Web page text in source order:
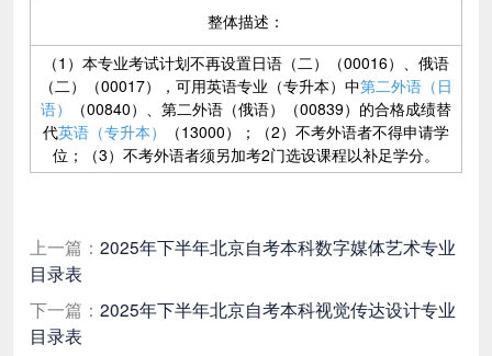
整体描述：
（1）本专业考试计划不再设置日语（二）（00016）、俄语
（二）（00017），可用英语专业（专升本）中第二外语（日
语）
（00840）、第二外语（俄语）（00839）的合格成绩替
代英语（专升本）
（13000）；（2）不考外语者不得申请学
位；（3）不考外语者须另加考2门选设课程以补足学分。
上一篇： 2025年下半年北京自考本科数字媒体艺术专业
目录表
下一篇： 2025年下半年北京自考本科视觉传达设计专业
目录表